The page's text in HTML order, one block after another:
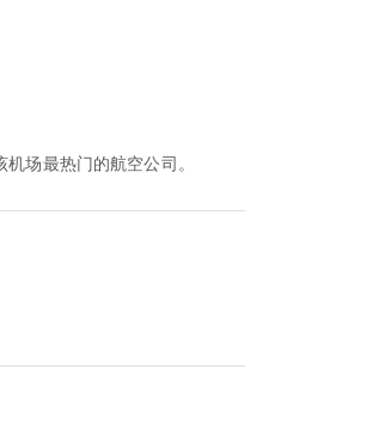
机场最热门的航空公司。